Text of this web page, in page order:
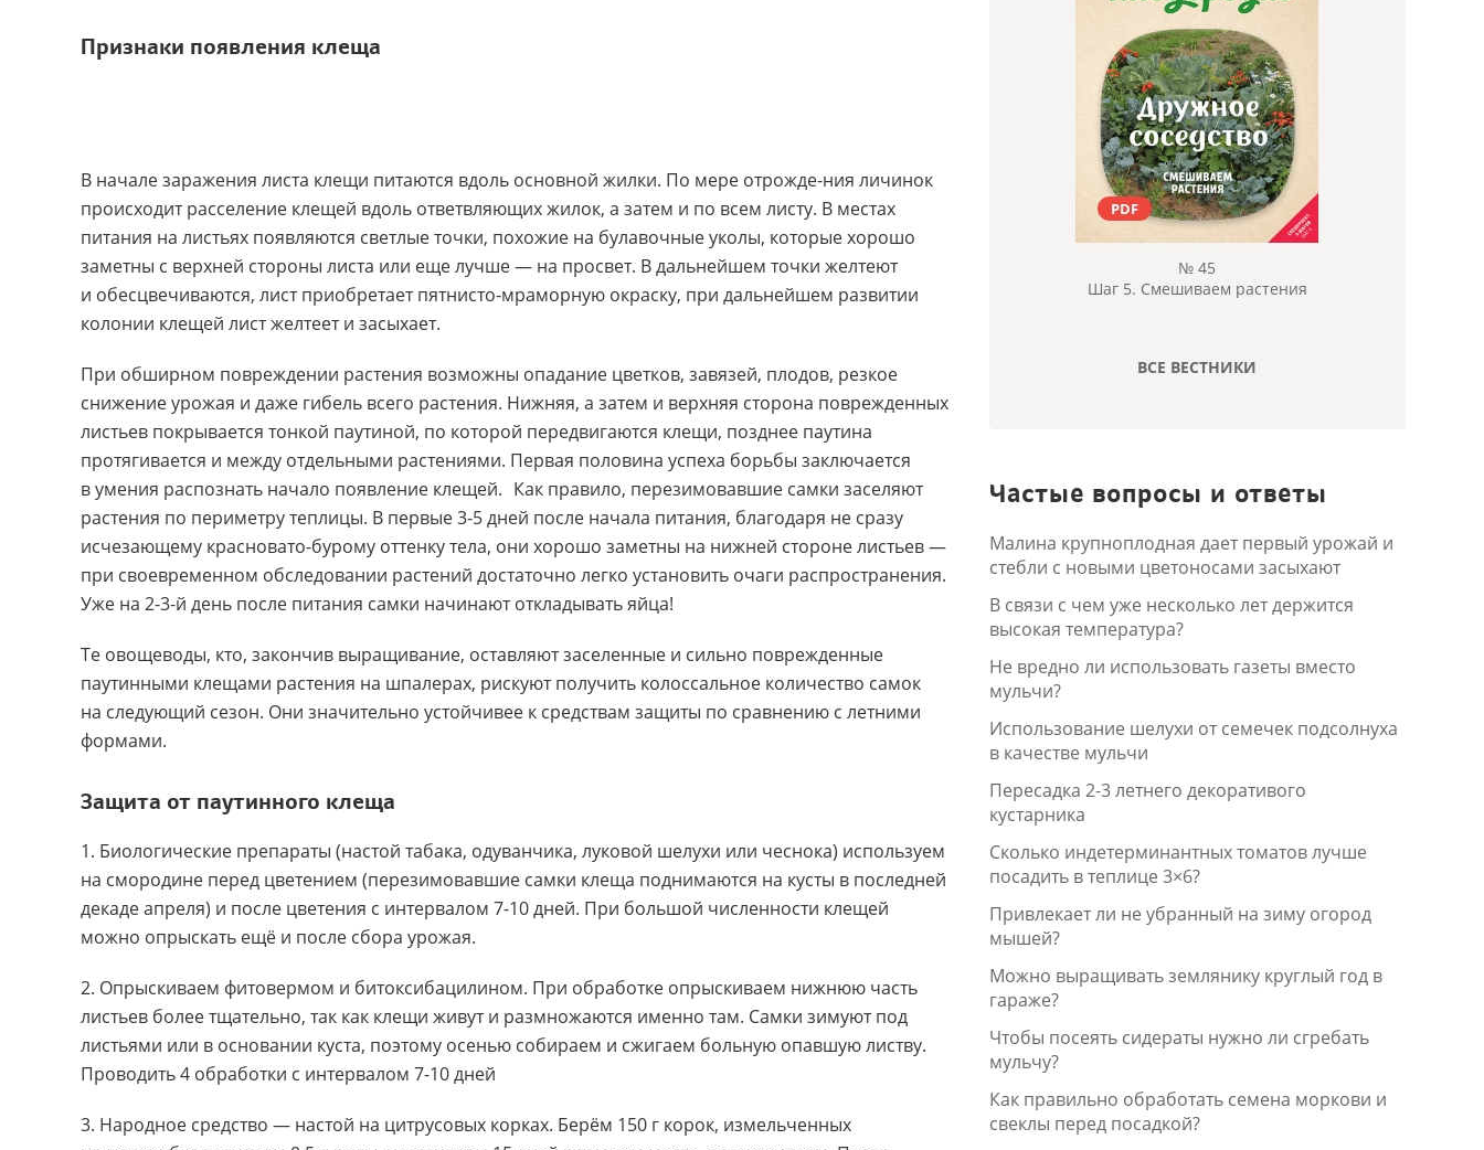
Признаки появления клеща
В начале заражения листа клещи питаются вдоль основной жилки. По мере отрожде-ния личинок
происходит расселение клещей вдоль ответвляющих жилок, а затем и по всем листу. В местах
питания на листьях появляются светлые точки, похожие на булавочные уколы, которые хорошо
заметны с верхней стороны листа или еще лучше — на просвет. В дальнейшем точки желтеют
и обесцвечиваются, лист приобретаетпятнисто-мраморную окраску, при дальнейшем развитии
колонии клещей лист желтеет и засыхает.
При обширном повреждении растения возможны опадание цветков, завязей, плодов, резкое
снижение урожая и даже гибель всего растения. Нижняя, а затем и верхняя сторона поврежденных
листьев покрывается тонкой паутиной, по которой передвигаются клещи, позднее паутина
протягивается и между отдельными растениями. Первая половина успеха борьбы заключается
в умения распознать начало появление клещей. Как правило, перезимовавшие самки заселяют
растения по периметру теплицы. В первые 3-5 дней после начала питания, благодаря не сразу
исчезающему красновато-бурому оттенку тела, они хорошо заметны на нижней стороне листьев —
при своевременном обследовании растений достаточно легко установить очаги распространения.
Уже на 2-3-й день после питания самки начинают откладывать яйца!
Те овощеводы, кто, закончив выращивание, оставляют заселенные и сильно поврежденные
паутинными клещами растения на шпалерах, рискуют получить колоссальное количество самок
на следующий сезон. Они значительно устойчивее к средствам защиты по сравнению с летними
формами.
Защита от паутинного клеща
1. Биологические препараты (настой табака, одуванчика, луковой шелухи или чеснока) используем
на смородине перед цветением (перезимовавшие самки клеща поднимаются на кусты в последней
декаде апреля) и после цветения с интервалом 7-10 дней. При большой численности клещей
можно опрыскать ещё и после сбора урожая.
2. Опрыскиваем фитовермом и битоксибацилином. При обработке опрыскиваем нижнюю часть
листьев более тщательно, так как клещи живут и размножаются именно там. Самки зимуют под
листьями или в основании куста, поэтому осенью собираем и сжигаем больную опавшую листву.
Проводить 4 обработки с интервалом 7-10 дней
3. Народное средство — настой на цитрусовых корках. Берём 150 г корок, измельченных
PDF
№ 45
Шаг 5. Смешиваем растения
ВСЕ ВЕСТНИКИ
Частые вопросы и ответы
Малина крупноплодная дает первый урожай и
стебли с новыми цветоносами засыхают
В связи с чем уже несколько лет держится
высокая температура?
Не вредно ли использовать газеты вместо
мульчи?
Использование шелухи от семечек подсолнуха
в качестве мульчи
Пересадка 2-3 летнего декоративого
кустарника
Сколько индетерминантных томатов лучше
посадить в теплице 3×6?
Привлекает ли не убранный на зиму огород
мышей?
Можно выращивать землянику круглый год в
гараже?
Чтобы посеять сидераты нужно ли сгребать
мульчу?
Как правильно обработать семена моркови и
свеклы перед посадкой?